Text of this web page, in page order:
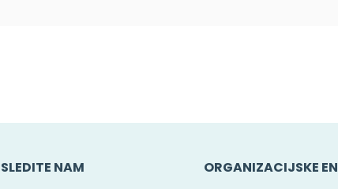
SLEDITE NAM ORGANIZACIJSKE